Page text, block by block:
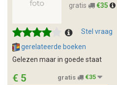
gratis
€35
Stel vraag
gerelateerde boeken
Gelezen maar in goede staat
€ 5 gratis €35